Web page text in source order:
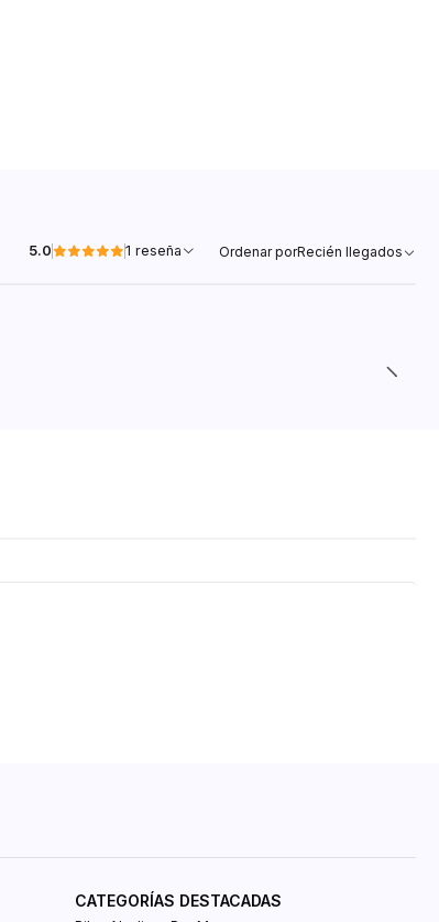
5.0 1 reseña Ordenar porRecién llegados
CATEGORÍAS DESTACADAS